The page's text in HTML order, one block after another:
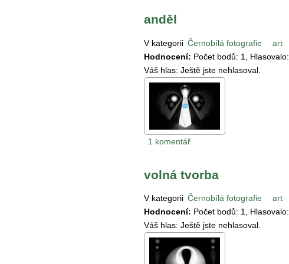
anděl
V kategorii Černobílá fotografie art
Hodnocení: Počet bodů: 1 , Hlasovalo:
Váš hlas: Ještě jste nehlasoval.
1 komentář
volná tvorba
V kategorii Černobílá fotografie art
Hodnocení: Počet bodů: 1, Hlasovalo:
Váš hlas: Ještě jste nehlasoval.